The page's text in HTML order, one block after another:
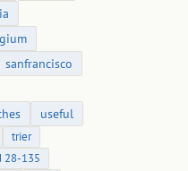
sanfrancisco
useful
trier
28-135